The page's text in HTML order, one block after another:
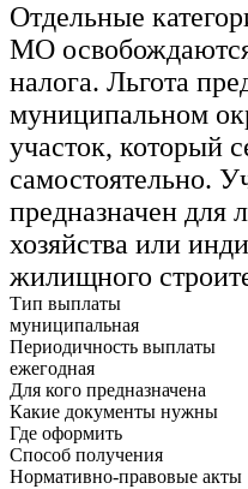
Отдельные
МО
налога. Льгота
муниципальном
участок, который
самостоятельно.
предназначен для
хозяйства или
жилищного
Тип выплаты
муниципальная
Периодичность выплаты
ежегодная
Для кого предназначена
Какие документы нужны
Где оформить
Способ получения
Нормативно-правовые акты